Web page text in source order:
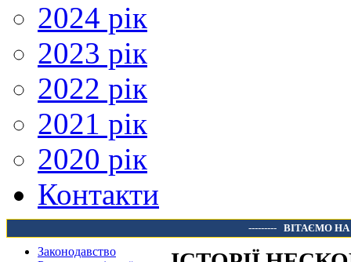
2024 рік
2023 рік
2022 рік
2021 рік
2020 рік
Контакти
--------- ВІТАЄМО
Законодавство